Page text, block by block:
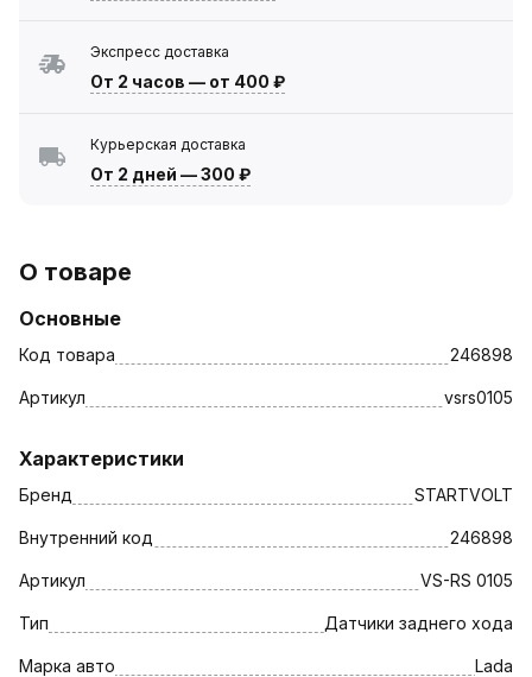
Экспресс доставка
От 2 часов — от 400 ₽
Курьерская доставка
От 2 дней —300 ₽
О товаре
Основные
Код товара 246898
Артикул vsrs0105
Характеристики
Бренд STARTVOLT
Внутренний код 246898
Артикул VS-RS 0105
Тип Датчики заднего хода
Марка авто Lada